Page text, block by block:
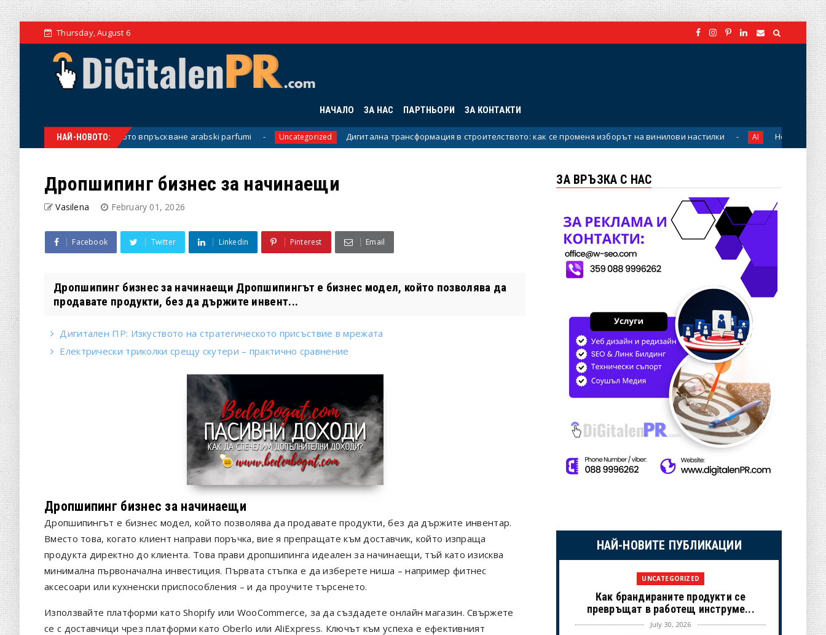
Thursday, August 6
НАЧАЛО ЗА НАС ПАРТНЬОРИ ЗА КОНТАКТИ
НАЙ-НОВОТО:
пленяват от първото впръскване arabski parfumi Uncategorized Дигитална трансформация в строителството: как се променя изборът на винилови настилки AI Новите правила:
Дропшипинг бизнес за начинаещи
Vasilena February 01, 2026
Facebook Twitter Linkedin Pinterest Email
Дропшипинг бизнес за начинаещи Дропшипингът е бизнес модел, който позволява да
продавате продукти, без да държите инвент...
Дигитален ПР: Изкуството на стратегическото присъствие в мрежата
Електрически триколки срещу скутери – практично сравнение
Дропшипинг бизнес за начинаещи
Дропшипингът е бизнес модел, който позволява да продавате продукти, без да държите инвентар.
Вместо това, когато клиент направи поръчка, вие я препращате към доставчик, който изпраща
продукта директно до клиента. Това прави дропшипинга идеален за начинаещи, тъй като изисква
минимална първоначална инвестиция. Първата стъпка е да изберете ниша – например фитнес
аксесоари или кухненски приспособления – и да проучите търсенето.
Използвайте платформи като Shopify или WooCommerce, за да създадете онлайн магазин. Свържете
се с доставчици чрез платформи като Oberlo или AliExpress. Ключът към успеха е ефективният
ЗА ВРЪЗКА С НАС
НАЙ-НОВИТЕ ПУБЛИКАЦИИ
UNCATEGORIZED
Как брандираните продукти се
превръщат в работещ инструме...
July 30, 2026